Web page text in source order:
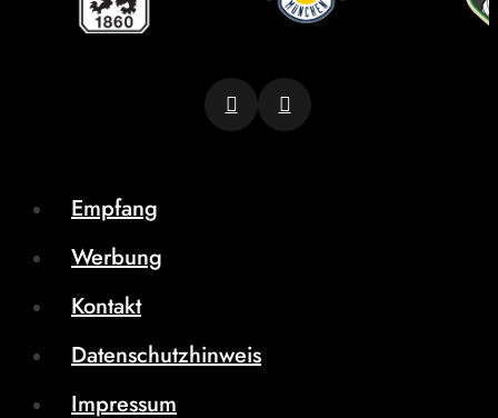
Empfang
Werbung
Kontakt
Datenschutzhinweis
Impressum